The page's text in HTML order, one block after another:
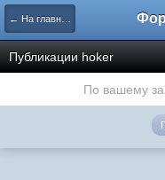
← На главную
Публикации hoker
По вашему